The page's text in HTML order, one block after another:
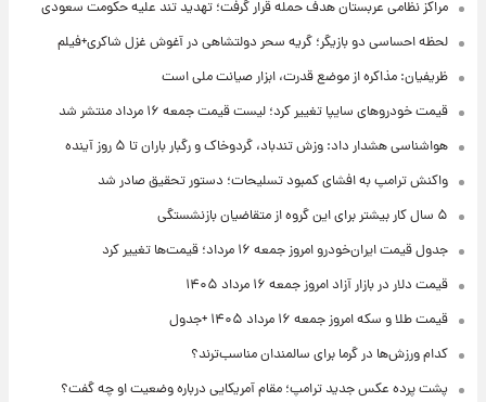
مراکز نظامی عربستان هدف حمله قرار گرفت؛ تهدید تند علیه حکومت سعودی
لحظه احساسی دو بازیگر؛ گریه سحر دولتشاهی در آغوش غزل شاکری+فیلم
ظریفیان: مذاکره از موضع قدرت، ابزار صیانت ملی است
قیمت خودروهای سایپا تغییر کرد؛ لیست قیمت جمعه ۱۶ مرداد منتشر شد
هواشناسی هشدار داد: وزش تندباد، گردوخاک و رگبار باران تا ۵ روز آینده
واکنش ترامپ به افشای کمبود تسلیحات؛ دستور تحقیق صادر شد
۵ سال کار بیشتر برای این گروه از متقاضیان بازنشستگی
جدول قیمت ایران‌خودرو امروز جمعه ۱۶ مرداد؛ قیمت‌ها تغییر کرد
قیمت دلار در بازار آزاد امروز جمعه ۱۶ مرداد ۱۴۰۵
قیمت طلا و سکه امروز جمعه ۱۶ مرداد ۱۴۰۵ +جدول
کدام ورزش‌ها در گرما برای سالمندان مناسب‌ترند؟
پشت پرده عکس جدید ترامپ؛ مقام آمریکایی درباره وضعیت او چه گفت؟